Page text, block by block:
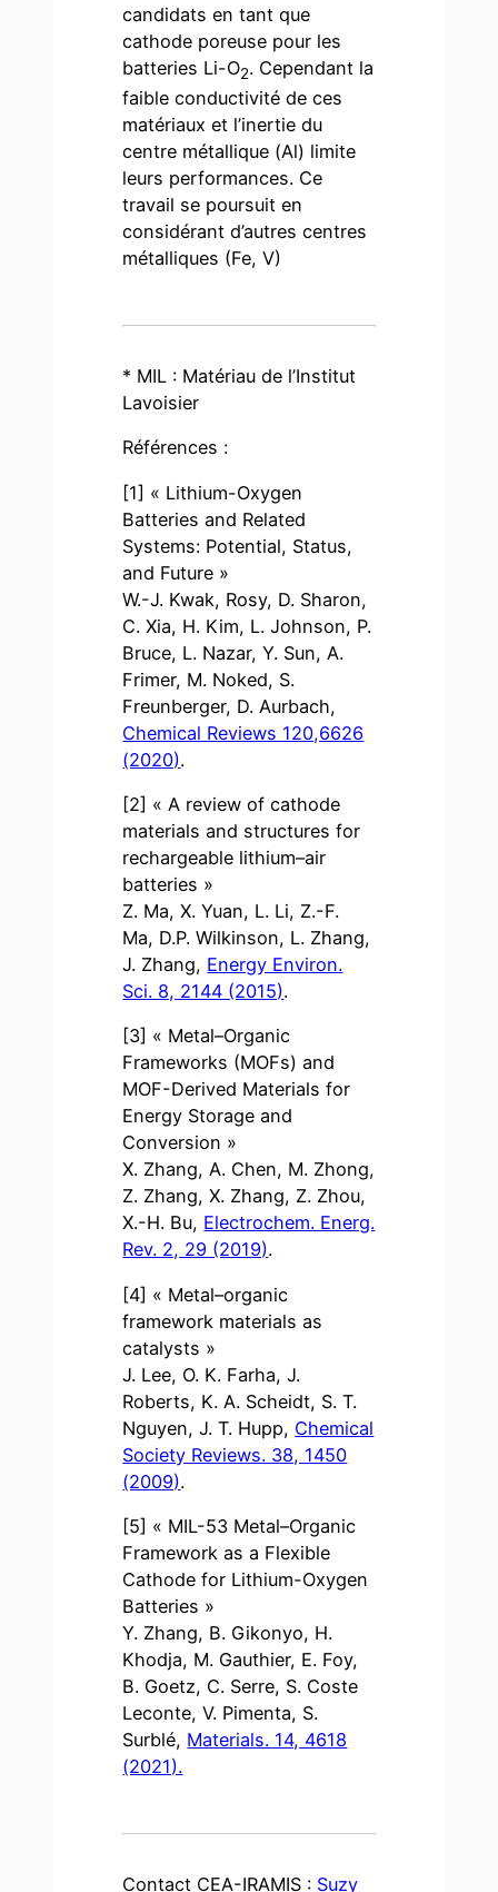
candidats en tant que
cathode poreuse pour les
batteries Li-O2. Cependant la
faible conductivité de ces
matériaux et l’inertie du
centre métallique (Al) limite
leurs performances. Ce
travail se poursuit en
considérant d’autres centres
métalliques (Fe, V)
* MIL : Matériau de l’Institut
Lavoisier
Références :
[1] « Lithium-Oxygen
Batteries and Related
Systems: Potential, Status,
and Future »
W.-J. Kwak, Rosy, D. Sharon,
C. Xia, H. Kim, L. Johnson, P.
Bruce, L. Nazar, Y. Sun, A.
Frimer, M. Noked, S.
Freunberger, D. Aurbach,
Chemical Reviews 120,6626
(2020).
[2] « A review of cathode
materials and structures for
rechargeable lithium–air
batteries »
Z. Ma, X. Yuan, L. Li, Z.-F.
Ma, D.P. Wilkinson, L. Zhang,
J. Zhang, Energy Environ.
Sci. 8, 2144 (2015).
[3] « Metal–Organic
Frameworks (MOFs) and
MOF-Derived Materials for
Energy Storage and
Conversion »
X. Zhang, A. Chen, M. Zhong,
Z. Zhang, X. Zhang, Z. Zhou,
X.-H. Bu, Electrochem. Energ.
Rev. 2, 29 (2019).
[4] « Metal–organic
framework materials as
catalysts »
J. Lee, O. K. Farha, J.
Roberts, K. A. Scheidt, S. T.
Nguyen, J. T. Hupp, Chemical
Society Reviews. 38, 1450
(2009).
[5] « MIL-53 Metal–Organic
Framework as a Flexible
Cathode for Lithium-Oxygen
Batteries »
Y. Zhang, B. Gikonyo, H.
Khodja, M. Gauthier, E. Foy,
B. Goetz, C. Serre, S. Coste
Leconte, V. Pimenta, S.
Surblé, Materials. 14, 4618
(2021).
Contact CEA-IRAMIS : Suzy